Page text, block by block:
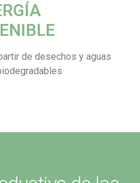
de desechos y aguas